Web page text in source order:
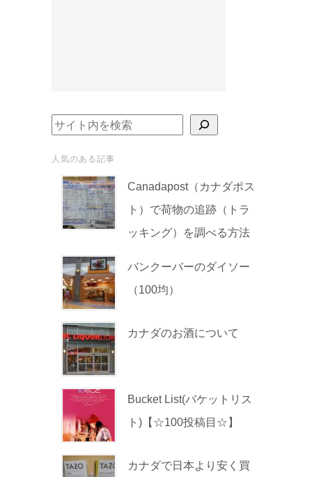
検索
人気のある記事
Canadapost（カナダポス
ト）で荷物の追跡（トラ
ッキング）を調べる方法
バンクーバーのダイソー
（100均）
カナダのお酒について
Bucket List(バケットリス
ト)【☆100投稿目☆】
カナダで日本より安く買